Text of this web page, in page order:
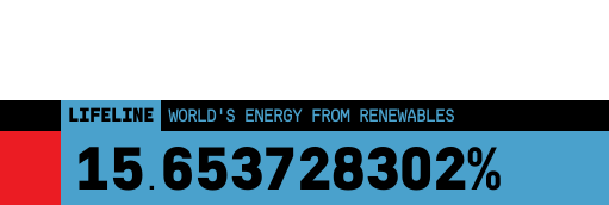
LIFELINE LAND PROTECTED BY INDIGENOUS PEOPLE
43,500,000km²